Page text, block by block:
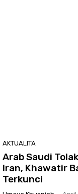
AKTUALITA
Arab Saudi
Iran, Khawatir
Terkunci